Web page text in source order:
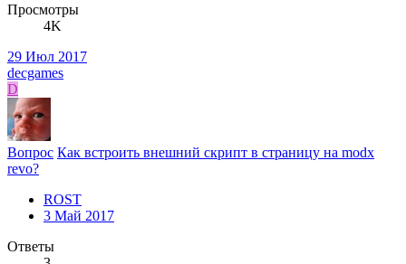
Просмотры
4K
29 Июл 2017
decgames
D
Вопрос Как встроить внешний скрипт в страницу на modx
revo?
ROST
3 Май 2017
Ответы